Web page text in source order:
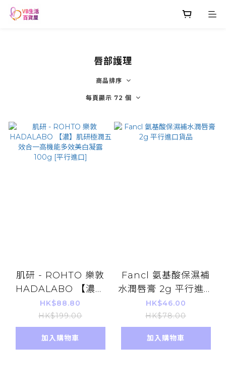
唇部護理
商品排序
每頁顯示 72 個
肌研 - ROHTO 樂敦
HADALABO 【濃】
肌研極潤五效合一高機
能多效美白凝露 100g
[平行進口]
HK$88.80
HK$199.00
加入購物車
Fancl 氨基酸保濕補
水潤唇膏 2g 平行進口
貨品
HK$46.00
HK$78.00
加入購物車